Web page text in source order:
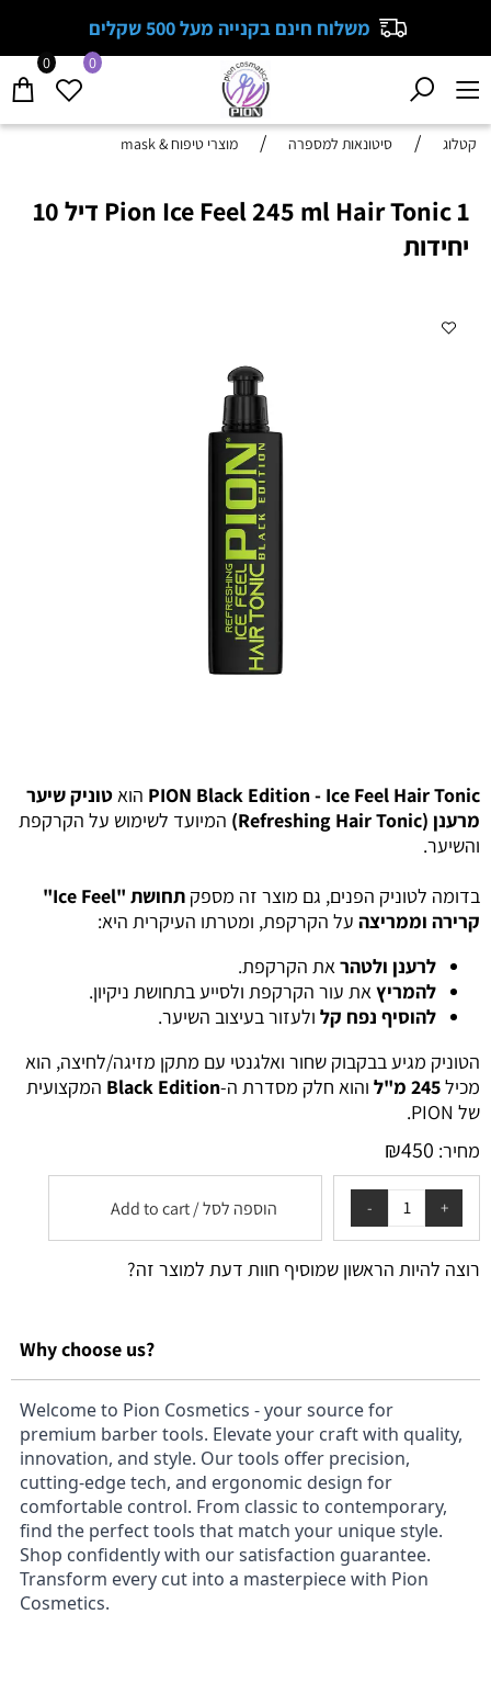
משלוח חינם בקנייה מעל 500 שקלים
0 0
קטלוג / סיטונאות למספרה / מוצרי טיפוח & mask
Pion Ice Feel 245 ml Hair Tonic 1 דיל 10
יחידות
PION Black Edition - Ice Feel Hair Tonic הואטוניק שיער
מרענן (Refreshing Hair Tonic)
המיועד לשימוש על הקרקפת
והשיער.
בדומה לטוניק הפנים, גם מוצר זה מספק
תחושת "Ice Feel"
קרירה וממריצה על הקרקפת, ומטרתו העיקרית היא:
לרענן ולטהראת הקרקפת.
להמריץאת עור הקרקפת ולסייע בתחושת ניקיון.
להוסיף נפח קל ולעזור בעיצוב השיער.
הטוניק מגיע בבקבוק שחור ואלגנטי עם מתקן מזיגה/לחיצה, הוא
מכיל245 מ"ל והוא חלק מסדרת ה-Black Edition המקצועית
של PION.
מחיר:
₪450
הוספה לסל / Add to cart
רוצה להיות הראשון שמוסיף חוות דעת למוצר זה?
Why choose us?
Welcome to Pion Cosmetics - your source for
premium barber tools. Elevate your craft with quality,
innovation, and style. Our tools offer precision,
cutting-edge tech, and ergonomic design for
comfortable control. From classic to contemporary,
find the perfect tools that match your unique style.
Shop confidently with our satisfaction guarantee.
Transform every cut into a masterpiece with Pion
Cosmetics.